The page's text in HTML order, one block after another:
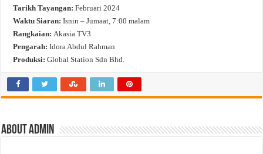
Tarikh Tayangan: Februari 2024
Waktu Siaran: Isnin – Jumaat, 7:00 malam
Rangkaian: Akasia TV3
Pengarah: Idora Abdul Rahman
Produksi: Global Station Sdn Bhd.
About admin